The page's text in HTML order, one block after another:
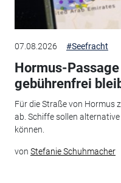
07.08.2026 #Seefracht
Hormus-
gebührenfrei
Für die Straße von Hormus
ab. Schiffe sollen
können.
von Stefanie Schuhmacher